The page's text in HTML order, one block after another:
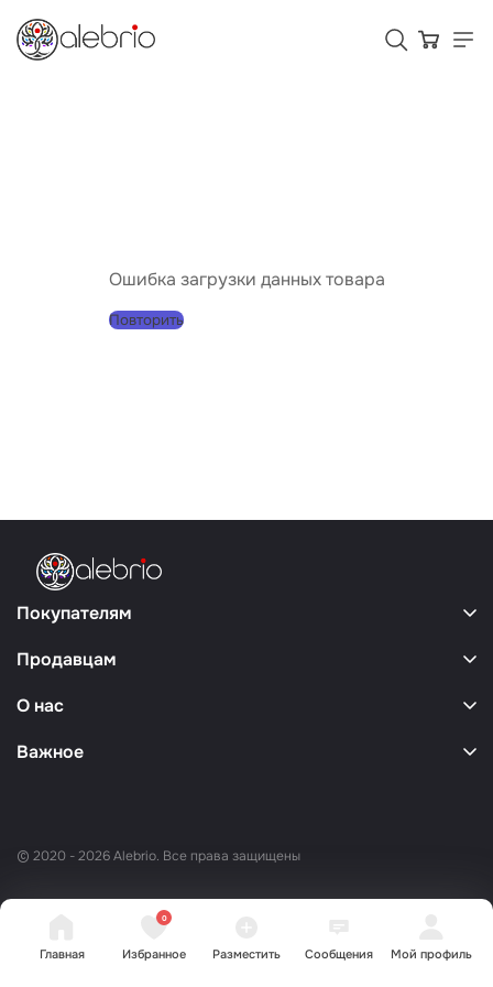
Аксессуары
Для кого Alebrio
Главная
0
Избранное Разместить Сообщения Мой профиль
Ошибка загрузки данных товара
Повторить
Покупателям
Продавцам
О нас
Важное
© 2020 - 2026 Alebrio. Все права защищены